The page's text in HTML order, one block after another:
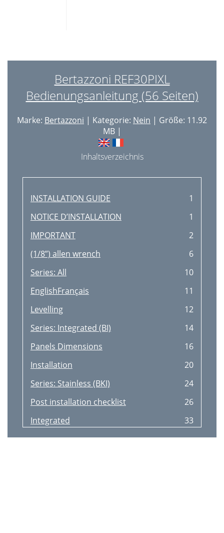
Bertazzoni REF30PIXL
Bedienungsanleitung (56 Seiten)
Marke: Bertazzoni | Kategorie: Nein | Größe: 11.92
MB |
Inhaltsverzeichnis
INSTALLATION GUIDE
1
NOTICE D’INSTALLATION
1
IMPORTANT
2
(1/8”) allen wrench
6
Series: All
10
EnglishFrançais
11
Levelling
12
Series: Integrated (BI)
14
Panels Dimensions
16
Installation
20
Series: Stainless (BKI)
24
Post installation checklist
26
Integrated
33
Inox Integrated
33